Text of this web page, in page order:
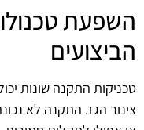
השפעת
הביצועים
טכניקות התקנה שונות
צינור הגז. התקנה לא